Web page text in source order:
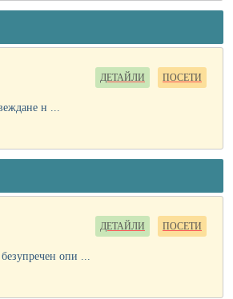
ПОСЕТИ
ДЕТАЙЛИ
н ...
ПОСЕТИ
ДЕТАЙЛИ
опи ...